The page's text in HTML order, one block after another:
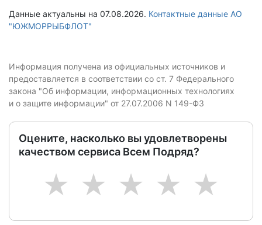
Данные актуальны на 07.08.2026. Контактные данные АО
"ЮЖМОРРЫБФЛОТ"
Информация получена из официальных источников и
предоставляется в соответствии со ст. 7 Федерального
закона "Об информации, информационных технологиях
и о защите информации" от 27.07.2006 N 149-ФЗ
Оцените, насколько вы удовлетворены
качеством сервиса Всем Подряд?
5
4
3
2
1